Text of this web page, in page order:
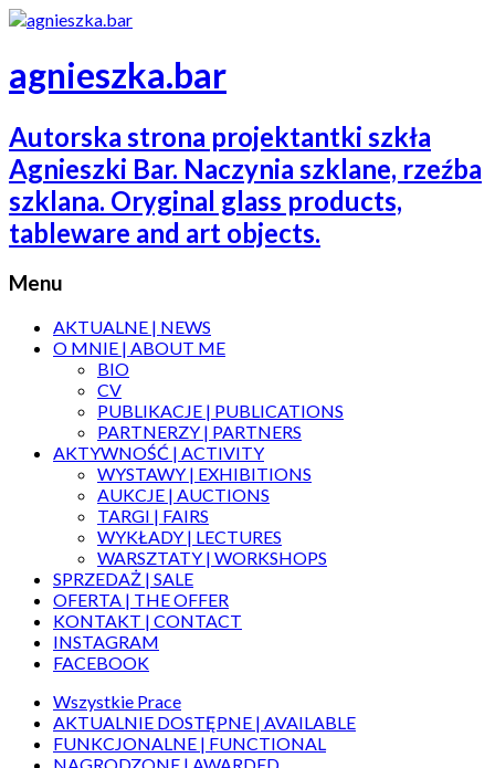
agnieszka.bar
Autorska strona projektantki szkła
Agnieszki Bar. Naczynia szklane, rzeźba
szklana. Oryginal glass products,
tableware and art objects.
Menu
AKTUALNE | NEWS
O MNIE | ABOUT ME
BIO
CV
PUBLIKACJE | PUBLICATIONS
PARTNERZY | PARTNERS
AKTYWNOŚĆ | ACTIVITY
WYSTAWY | EXHIBITIONS
AUKCJE | AUCTIONS
TARGI | FAIRS
WYKŁADY | LECTURES
WARSZTATY | WORKSHOPS
SPRZEDAŻ | SALE
OFERTA | THE OFFER
KONTAKT | CONTACT
INSTAGRAM
FACEBOOK
Wszystkie Prace
AKTUALNIE DOSTĘPNE | AVAILABLE
FUNKCJONALNE | FUNCTIONAL
NAGRODZONE | AWARDED